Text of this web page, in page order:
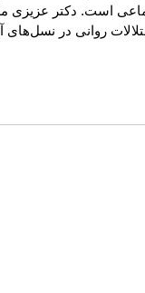
است. دکتر
روانی در نسل‌های